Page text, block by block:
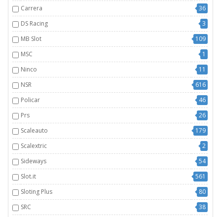
Carrera
36
DS Racing
3
MB Slot
109
MSC
1
Ninco
11
NSR
616
Policar
46
Prs
26
Scaleauto
179
Scalextric
2
Sideways
54
Slot.it
561
Sloting Plus
80
SRC
38